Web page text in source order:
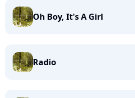
Oh Boy, It's A Girl
Radio